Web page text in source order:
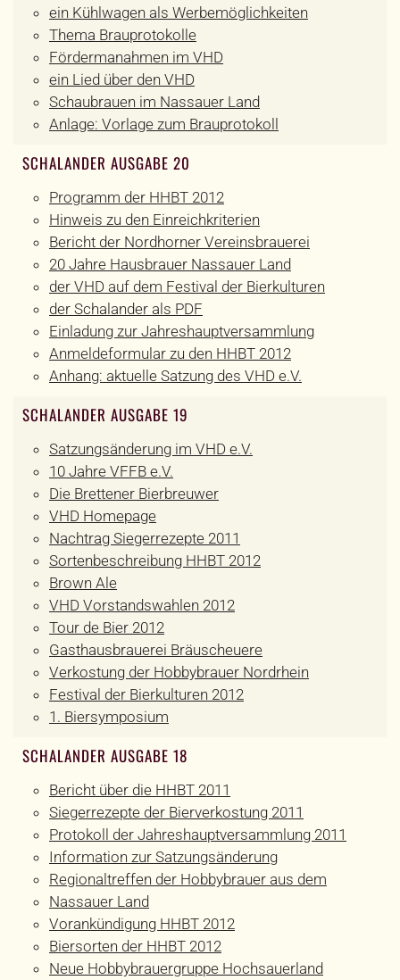
ein Kühlwagen als Werbemöglichkeiten
Thema Brauprotokolle
Fördermanahmen im VHD
ein Lied über den VHD
Schaubrauen im Nassauer Land
Anlage: Vorlage zum Brauprotokoll
SCHALANDER AUSGABE 20
Programm der HHBT 2012
Hinweis zu den Einreichkriterien
Bericht der Nordhorner Vereinsbrauerei
20 Jahre Hausbrauer Nassauer Land
der VHD auf dem Festival der Bierkulturen
der Schalander als PDF
Einladung zur Jahreshauptversammlung
Anmeldeformular zu den HHBT 2012
Anhang: aktuelle Satzung des VHD e.V.
SCHALANDER AUSGABE 19
Satzungsänderung im VHD e.V.
10 Jahre VFFB e.V.
Die Brettener Bierbreuwer
VHD Homepage
Nachtrag Siegerrezepte 2011
Sortenbeschreibung HHBT 2012
Brown Ale
VHD Vorstandswahlen 2012
Tour de Bier 2012
Gasthausbrauerei Bräuscheuere
Verkostung der Hobbybrauer Nordrhein
Festival der Bierkulturen 2012
1. Biersymposium
SCHALANDER AUSGABE 18
Bericht über die HHBT 2011
Siegerrezepte der Bierverkostung 2011
Protokoll der Jahreshauptversammlung 2011
Information zur Satzungsänderung
Regionaltreffen der Hobbybrauer aus dem
Nassauer Land
Vorankündigung HHBT 2012
Biersorten der HHBT 2012
Neue Hobbybrauergruppe Hochsauerland